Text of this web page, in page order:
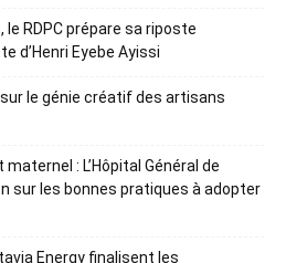
le RDPC prépare sa riposte
d’Henri Eyebe Ayissi
sur le génie créatif des artisans
: L’Hôpital Général de
sur les bonnes pratiques à adopter
Energy finalisent les